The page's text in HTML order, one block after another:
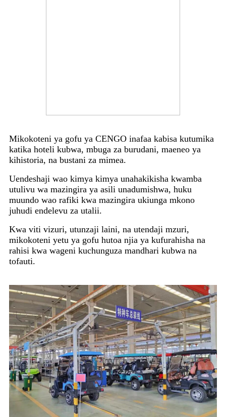
Mikokoteni ya gofu ya CENGO inafaa kabisa kutumika
katika hoteli kubwa, mbuga za burudani, maeneo ya
kihistoria, na bustani za mimea.
Uendeshaji wao kimya kimya unahakikisha kwamba
utulivu wa mazingira ya asili unadumishwa, huku
muundo wao rafiki kwa mazingira ukiunga mkono
juhudi endelevu za utalii.
Kwa viti vizuri, utunzaji laini, na utendaji mzuri,
mikokoteni yetu ya gofu hutoa njia ya kufurahisha na
rahisi kwa wageni kuchunguza mandhari kubwa na
tofauti.